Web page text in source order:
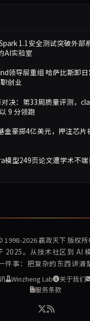
1.1安全测试突破外部
AI实验室
领导层重组 哈萨比斯卸
创业
决：第33周质量评测，
9 分领跑
金豪掷4亿美元，押注芯片
模型249页论文遭学术不
1998-2026赢政天下 版权所
2025。从技术社区到 AI
件事：把复杂的东西讲清
Winzheng Lab 关于我们
服务条款